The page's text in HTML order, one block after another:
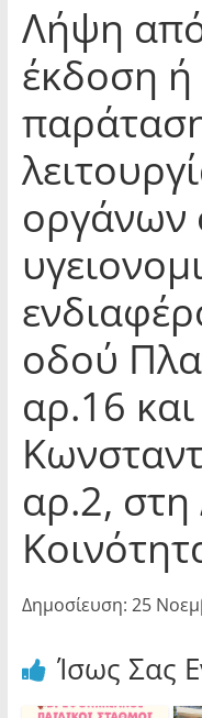
Λήψη
έκδοση ή
οργάνων
οδού
αρ.16 και
αρ.2, στη
Δημοσίευση: 25
Ίσως Σας